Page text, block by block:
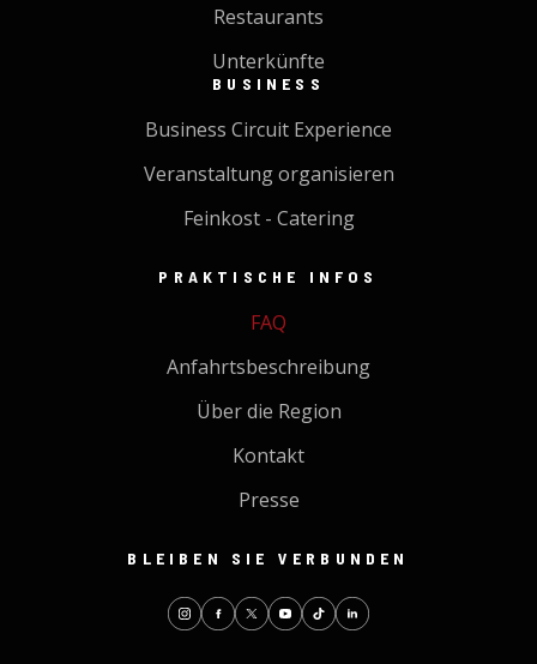
Restaurants
Unterkünfte
BUSINESS
Business Circuit Experience
Veranstaltung organisieren
Feinkost - Catering
PRAKTISCHE INFOS
FAQ
Anfahrtsbeschreibung
Über die Region
Kontakt
Presse
BLEIBEN SIE VERBUNDEN